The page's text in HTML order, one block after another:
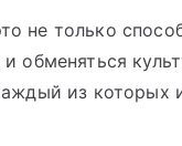
не только
обменяться
из которых